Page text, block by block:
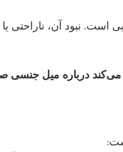
است. نبود آن، ناراحتی
مشاوره پیش از ازدواج و زوج‌درمانی به شما کمک می‌کند درباره